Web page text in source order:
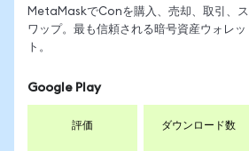
MetaMaskでConを購入、売却、取引、ス
ワップ。最も信頼される暗号資産ウォレッ
ト。
Google Play
評価 ダウンロード数